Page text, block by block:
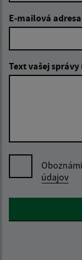
E-mailová
Text vašej
údajov
Google reCaptcha